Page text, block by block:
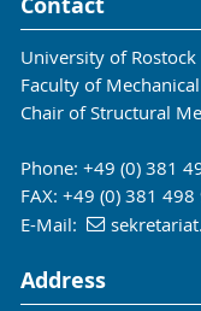
University of Rostock
Faculty of
Chair of Structural
Phone: +49 (0) 381
FAX: +49 (0) 381
E-Mail:
Address